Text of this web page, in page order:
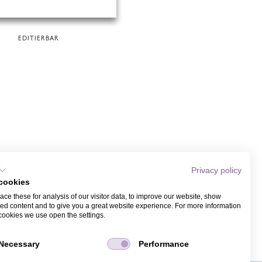
EDITIERBAR
Privacy policy
these for analysis of our visitor data, to improve our website, show
content and to give you a great website experience. For more information
we use open the settings.
Performance